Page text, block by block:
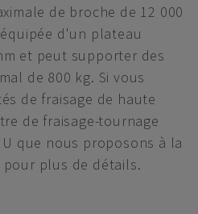
de broche de 12 000
d'un plateau
et peut supporter des
de 800 kg. Si vous
de fraisage de haute
de fraisage-tournage
U que nous proposons à la
plus de détails.